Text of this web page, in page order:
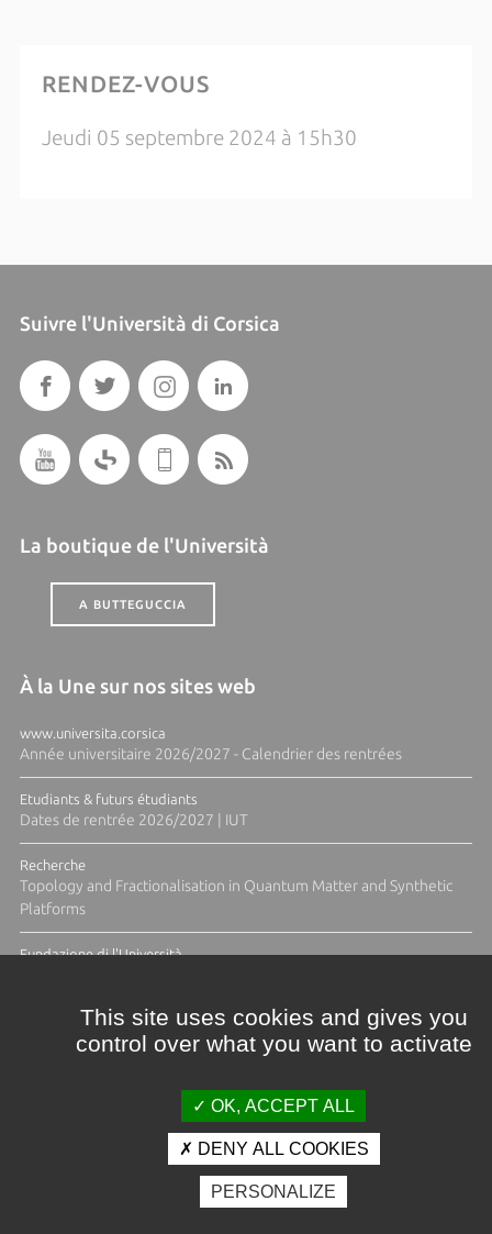
RENDEZ-VOUS
Jeudi 05 septembre 2024 à 15h30
Suivre l'Università di Corsica
La boutique de l'Università
A BUTTEGUCCIA
À la Une sur nos sites web
www.universita.corsica
Année universitaire 2026/2027 - Calendrier des rentrées
Etudiants & futurs étudiants
Dates de rentrée 2026/2027 | IUT
Recherche
Topology and Fractionalisation in Quantum Matter and Synthetic
Platforms
Fundazione di l'Università
Crédits et mentions légales
Espace presse
Photothèque
This site uses cookies and gives you
control over what you want to activate
OK, ACCEPT ALL
DENY ALL COOKIES
PERSONALIZE